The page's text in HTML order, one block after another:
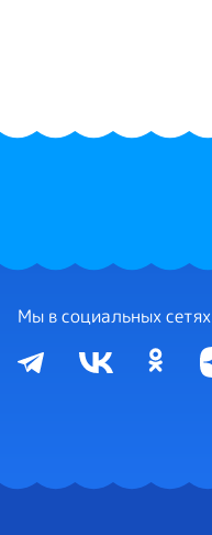
Мы в социальных сетях